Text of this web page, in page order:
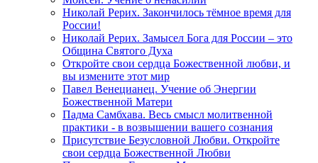
Николай Рерих. Закончилось тёмное время для
России!
Николай Рерих. Замысел Бога для России – это
Община Святого Духа
Откройте свои сердца Божественной любви, и
вы измените этот мир
Павел Венецианец. Учение об Энергии
Божественной Матери
Падма Самбхава. Весь смысл молитвенной
практики - в возвышении вашего сознания
Присутствие Безусловной Любви. Откройте
свои сердца Божественной Любви